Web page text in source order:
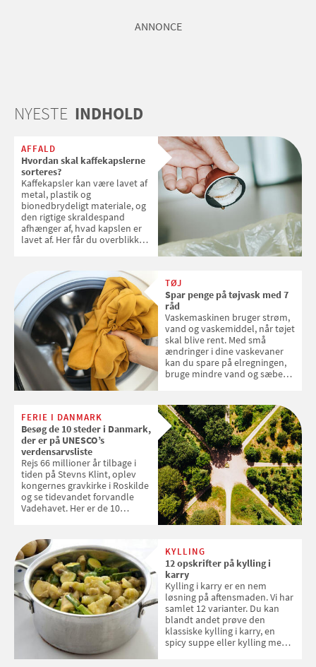
ANNONCE
NYESTE INDHOLD
AFFALD
Hvordan skal kaffekapslerne
sorteres?
Kaffekapsler kan være lavet af
metal, plastik og
bionedbrydeligt materiale, og
den rigtige skraldespand
afhænger af, hvad kapslen er
lavet af. Her får du overblikket
TØJ
Spar penge på tøjvask med 7
råd
Vaskemaskinen bruger strøm,
vand og vaskemiddel, når tøjet
skal blive rent. Med små
ændringer i dine vaskevaner
kan du spare på elregningen,
bruge mindre vand og sæbe
enkle råd til at spare penge på
tøjvasken
FERIE I DANMARK
Besøg de 10 steder i Danmark,
der er på UNESCO’s
verdensarvsliste
Rejs 66 millioner år tilbage i
tiden på Stevns Klint, oplev
kongernes gravkirke i Roskilde
og se tidevandet forvandle
Vadehavet. Her er de 10
KYLLING
12 opskrifter på kylling i
karry
Kylling i karry er en nem
løsning på aftensmaden. Vi har
samlet 12 varianter. Du kan
blandt andet prøve den
klassiske kylling i karry, en
spicy suppe eller kylling med